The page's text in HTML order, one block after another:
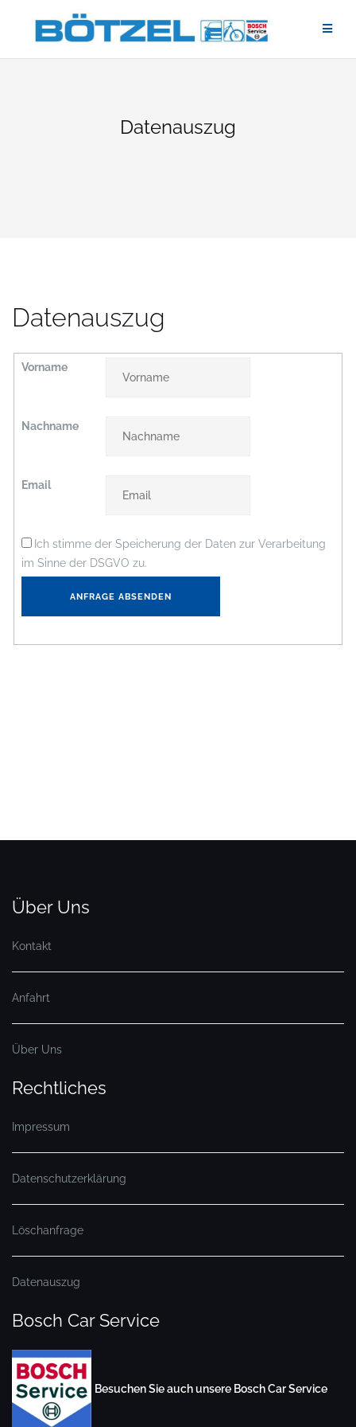
Datenauszug
Datenauszug
Vorname
Nachname
Email
Ich stimme der Speicherung der Daten zur Verarbeitung
im Sinne der DSGVO zu.
Über Uns
Kontakt
Anfahrt
Über Uns
Rechtliches
Impressum
Datenschutzerklärung
Löschanfrage
Datenauszug
Bosch Car Service
Besuchen Sie auch unsere Bosch Car Service